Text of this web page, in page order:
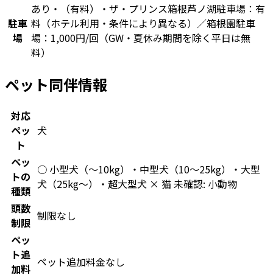
駐車
場
あり・（有料）・ザ・プリンス箱根芦ノ湖駐車場：有
料（ホテル利用・条件により異なる）／箱根園駐車
場：1,000円/回（GW・夏休み期間を除く平日は無
料）
ペット同伴情報
対応
ペッ
ト
犬
ペッ
トの
種類
○ 小型犬（〜10kg）・中型犬（10〜25kg）・大型
犬（25kg〜）・超大型犬 × 猫 未確認: 小動物
頭数
制限 制限なし
ペッ
ト追
加料 ペット追加料金なし